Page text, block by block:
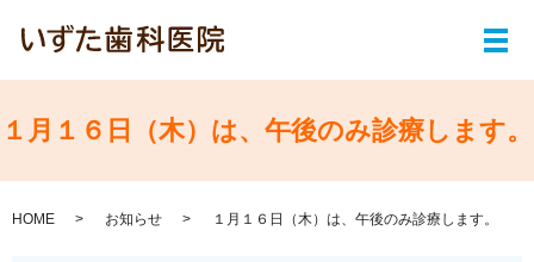
メ
１月１６日（木）は、午後のみ診療します。
HOME お知らせ １月１６日（木）は、午後のみ診療します。